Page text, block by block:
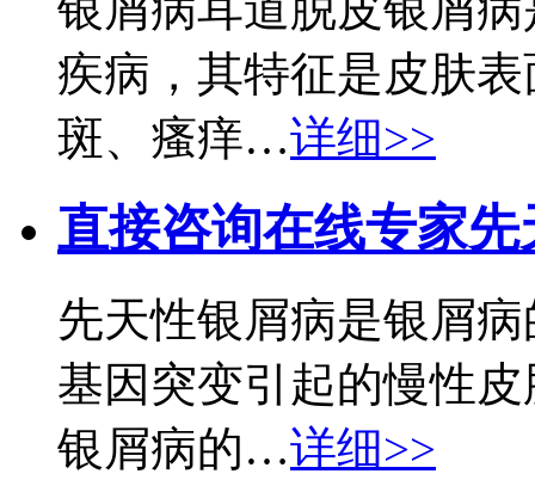
疾病，其特征是皮肤
斑、瘙痒…详细>>
直接咨询在线专家先
先天性银屑病是银屑
基因突变引起的慢性
银屑病的…详细>>